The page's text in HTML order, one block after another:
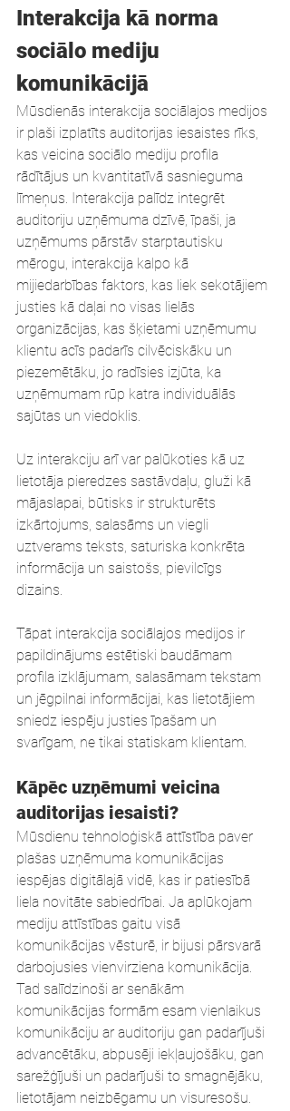
Interakcija kā norma
sociālo mediju
komunikācijā
Mūsdienās interakcija sociālajos medijos
ir plaši izplatīts auditorijas iesaistes rīks,
kas veicina sociālo mediju profila
rādītājus un kvantitatīvā sasnieguma
līmeņus. Interakcija palīdz integrēt
auditoriju uzņēmuma dzīvē, īpaši, ja
uzņēmums pārstāv starptautisku
mērogu, interakcija kalpo kā
mijiedarbības faktors, kas liek sekotājiem
justies kā daļai no visas lielās
organizācijas, kas šķietami uzņēmumu
klientu acīs padarīs cilvēciskāku un
piezemētāku, jo radīsies izjūta, ka
uzņēmumam rūp katra individuālās
sajūtas un viedoklis.
Uz interakciju arī var palūkoties kā uz
lietotāja pieredzes sastāvdaļu, gluži kā
mājaslapai, būtisks ir strukturēts
izkārtojums, salasāms un viegli
uztverams teksts, saturiska konkrēta
informācija un saistošs, pievilcīgs
dizains.
Tāpat interakcija sociālajos medijos ir
papildinājums estētiski baudāmam
profila izklājumam, salasāmam tekstam
un jēgpilnai informācijai, kas lietotājiem
sniedz iespēju justies īpašam un
svarīgam, ne tikai statiskam klientam.
Kāpēc uzņēmumi veicina
auditorijas iesaisti?
Mūsdienu tehnoloģiskā attīstība paver
plašas uzņēmuma komunikācijas
iespējas digitālajā vidē, kas ir patiesībā
liela novitāte sabiedrībai. Ja aplūkojam
mediju attīstības gaitu visā
komunikācijas vēsturē, ir bijusi pārsvarā
darbojusies vienvirziena komunikācija.
Tad salīdzinoši ar senākām
komunikācijas formām esam vienlaikus
komunikāciju ar auditoriju gan padarījuši
advancētāku, abpusēji iekļaujošāku, gan
sarežģījuši un padarījuši to smagnējāku,
lietotājam neizbēgamu un visuresošu.